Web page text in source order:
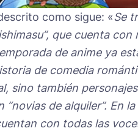
como sigue: «Se
que cuenta
de anime ya
de comedia
sino también
“novias de alquiler”. En
con todas las